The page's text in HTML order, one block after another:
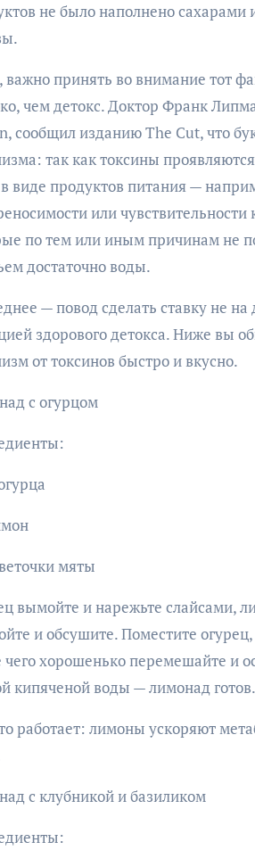
не было наполнено
принять во внимание тот
чем детокс. Доктор Франк
сообщил изданию The Cut, что
так как токсины
виде продуктов питания —
или
по тем или иным причинам не
достаточно воды.
— повод сделать ставку не
здорового детокса. Ниже вы
от токсинов быстро и вкусно.
с огурцом
мяты
вымойте и нарежьте слайсами,
и обсушите. Поместите
чего хорошенько перемешайте и
кипяченой воды — лимонад готов.
работает: лимоны ускоряют
с клубникой и базиликом